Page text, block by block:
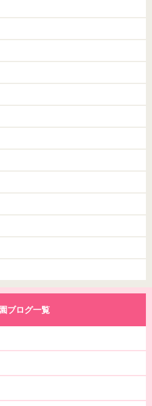
ブログ一覧